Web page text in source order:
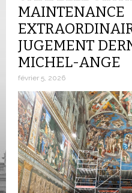
MAINTENANCE
JUGEMENT
MICHEL-ANGE
février 5, 2026